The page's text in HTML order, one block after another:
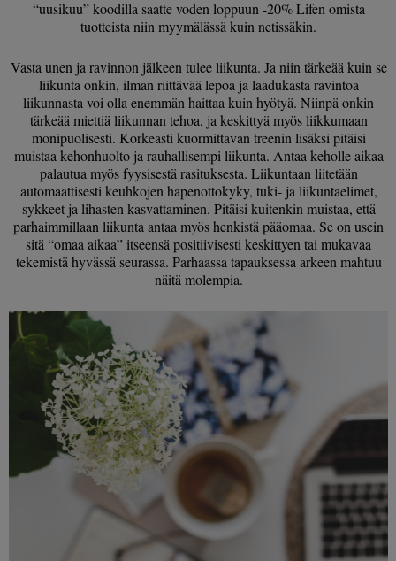
“uusikuu” koodilla saatte voden loppuun -20% Lifen omista
tuotteista niin myymälässä kuin netissäkin.
Vasta unen ja ravinnon jälkeen tulee liikunta. Ja niin tärkeää kuin se
liikunta onkin, ilman riittävää lepoa ja laadukasta ravintoa
liikunnasta voi olla enemmän haittaa kuin hyötyä. Niinpä onkin
tärkeää miettiä liikunnan tehoa, ja keskittyä myös liikkumaan
monipuolisesti. Korkeasti kuormittavan treenin lisäksi pitäisi
muistaa kehonhuolto ja rauhallisempi liikunta. Antaa keholle aikaa
palautua myös fyysisestä rasituksesta. Liikuntaan liitetään
automaattisesti keuhkojen hapenottokyky, tuki- ja liikuntaelimet,
sykkeet ja lihasten kasvattaminen. Pitäisi kuitenkin muistaa, että
parhaimmillaan liikunta antaa myös henkistä pääomaa. Se on usein
sitä “omaa aikaa” itseensä positiivisesti keskittyen tai mukavaa
tekemistä hyvässä seurassa. Parhaassa tapauksessa arkeen mahtuu
näitä molempia.